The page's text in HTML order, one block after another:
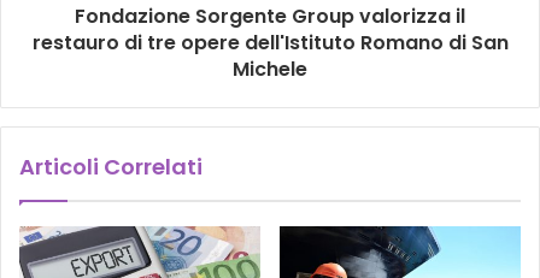
Fondazione Sorgente Group valorizza il
restauro di tre opere dell'Istituto Romano di San
Michele
Articoli Correlati